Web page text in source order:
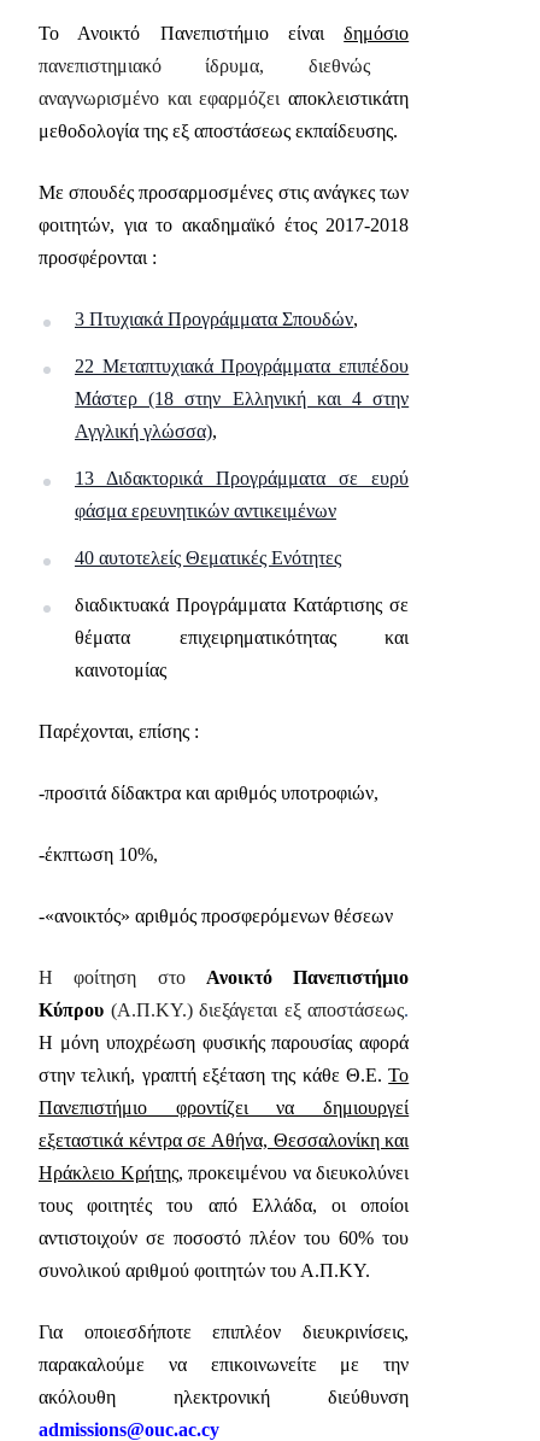
Το Ανοικτό Πανεπιστήμιο είναιδημόσιο
πανεπιστημιακό ίδρυμα, διεθνώς
αναγνωρισμένο και εφαρμόζειαποκλειστικάτη
μεθοδολογία της εξ αποστάσεως εκπαίδευσης.
Με σπουδές προσαρμοσμένες στις ανάγκες των
φοιτητών, για το ακαδημαϊκό έτος 2017-2018
προσφέρονται :
3 Πτυχιακά Προγράμματα Σπουδών,
22 Μεταπτυχιακά Προγράμματα επιπέδου
Μάστερ (18 στην Ελληνική και 4 στην
Αγγλική γλώσσα),
13 Διδακτορικά Προγράμματα σε ευρύ
φάσμα ερευνητικών αντικειμένων
40 αυτοτελείς Θεματικές Ενότητες
διαδικτυακά Προγράμματα Κατάρτισης σε
θέματα επιχειρηματικότητας και
καινοτομίας
Παρέχονται, επίσης :
-προσιτά δίδακτρα και αριθμός υποτροφιών,
-έκπτωση 10%,
-«ανοικτός» αριθμός προσφερόμενων θέσεων
Η φοίτηση στο Ανοικτό Πανεπιστήμιο
Κύπρου (Α.Π.ΚΥ.) διεξάγεται εξ αποστάσεως.
Η μόνη υποχρέωση φυσικής παρουσίας αφορά
στην τελική, γραπτή εξέταση της κάθε Θ.Ε.Το
Πανεπιστήμιο φροντίζει να δημιουργεί
εξεταστικά κέντρα σε Αθήνα, Θεσσαλονίκη και
Ηράκλειο Κρήτης, προκειμένου να διευκολύνει
τους φοιτητές του από Ελλάδα, οι οποίοι
αντιστοιχούν σε ποσοστό πλέον του 60% του
συνολικού αριθμού φοιτητών του Α.Π.ΚΥ.
Για οποιεσδήποτε επιπλέον διευκρινίσεις,
παρακαλούμε να επικοινωνείτε με την
ακόλουθη ηλεκτρονική διεύθυνση
admissions@ouc.ac.cy